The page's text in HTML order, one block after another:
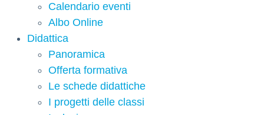
Calendario eventi
Albo Online
Didattica
Panoramica
Offerta formativa
Le schede didattiche
I progetti delle classi